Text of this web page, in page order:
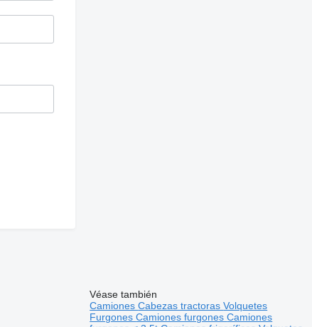
Véase también
CamionesCabezas tractorasVolquetes
FurgonesCamiones furgonesCamiones